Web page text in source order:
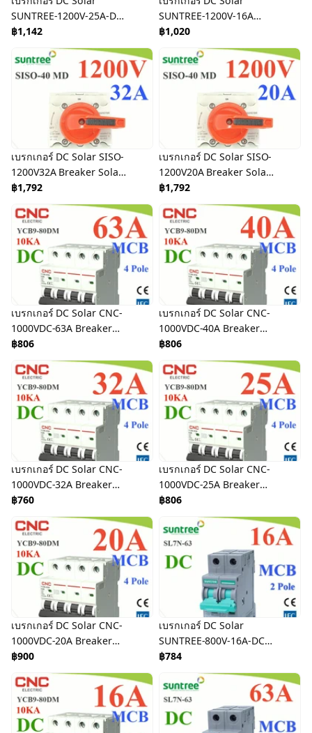
SUNTREE-1200V-25A-DC
Breaker Solar DC
฿1,142
SUNTREE-1200V-16A
Breaker Solar DC
฿1,020
Sold
Out
เบรกเกอร์ DC Solar SISO-
1200V32A Breaker Solar
DC
฿1,792
เบรกเกอร์ DC Solar SISO-
1200V20A Breaker Solar
DC
฿1,792
เบรกเกอร์ DC Solar CNC-
1000VDC-63A Breaker
Solar DC
฿806
เบรกเกอร์ DC Solar CNC-
1000VDC-40A Breaker
Solar DC
฿806
เบรกเกอร์ DC Solar CNC-
1000VDC-32A Breaker
Solar DC
฿760
เบรกเกอร์ DC Solar CNC-
1000VDC-25A Breaker
Solar DC
฿806
เบรกเกอร์ DC Solar CNC-
1000VDC-20A Breaker
Solar DC
฿900
เบรกเกอร์ DC Solar
SUNTREE-800V-16A-DC
Breaker Solar DC
฿784